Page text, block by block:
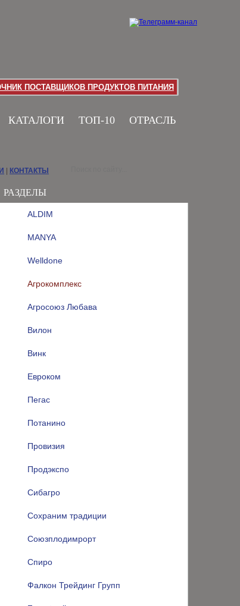
ПОСТАВЩИКОВ ПРОДУКТОВ ПИТАНИЯ
КАТАЛОГИ ТОП-10 ОТРАСЛЬ
РАЗДЕЛЫ
ALDIM
MANYA
Welldone
Агрокомплекс
Агросоюз Любава
Вилон
Винк
Евроком
Пегас
Потанино
Провизия
Продэкспо
Сибагро
Сохраним традиции
Союзплодимрорт
Спиро
Фалкон Трейдинг Групп
КОНТАКТЫ